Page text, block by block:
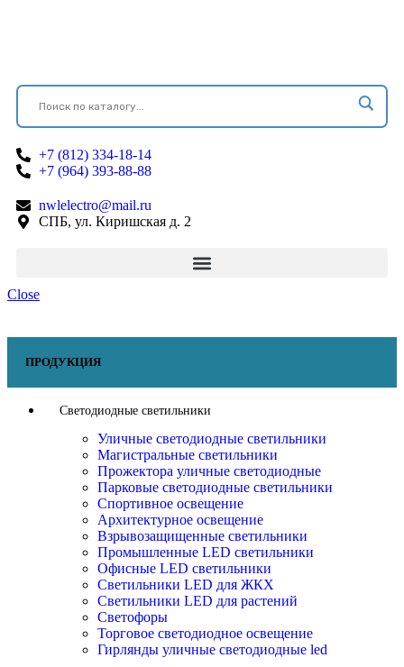
+7 (812) 334-18-14
+7 (964) 393-88-88
nwlelectro@mail.ru
СПБ, ул. Киришская д. 2
Close
ПРОДУКЦИЯ
Светодиодные светильники
Уличные светодиодные светильники
Магистральные светильники
Прожектора уличные светодиодные
Парковые светодиодные светильники
Спортивное освещение
Архитектурное освещение
Взрывозащищенные светильники
Промышленные LED светильники
Офисные LED светильники
Cветильники LED для ЖКХ
Светильники LED для растений
Светофоры
Торговое светодиодное освещение
Гирлянды уличные светодиодные led